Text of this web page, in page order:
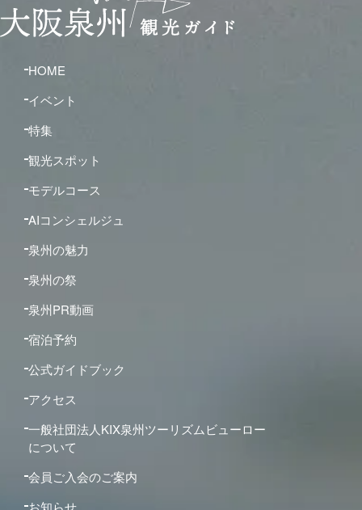
HOME
イベント
特集
観光スポット
モデルコース
AIコンシェルジュ
泉州の魅力
泉州の祭
泉州PR動画
宿泊予約
公式ガイドブック
アクセス
一般社団法人KIX泉州ツーリズムビューロー
について
会員ご入会のご案内
お知らせ